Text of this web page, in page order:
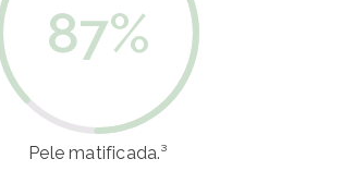
87%
Pele matificada.³